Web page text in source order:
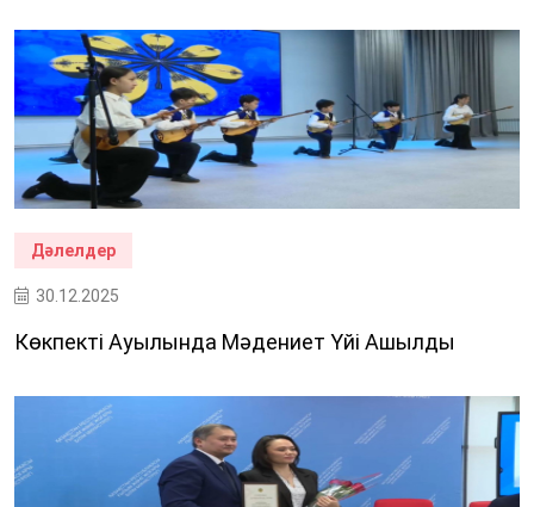
Дәлелдер
30.12.2025
Көкпекті Ауылында Мәдениет Үйі Ашылды